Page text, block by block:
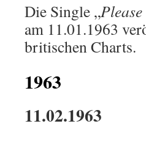
Die Single „
am 11.01.1963
britischen Charts.
1963
11.02.1963